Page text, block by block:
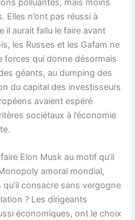
polluantes, mais moins
Elles n’ont pas réussi à
il aurait fallu le faire avant
les Russes et les Gafam ne
forces qui donne désormais
géants, au dumping des
du capital des investisseurs
avaient espéré
sociétaux à l’économie
Elon Musk au motif qu’il
amoral mondial,
consacre sans vergogne
? Les dirigeants
économiques, ont le choix